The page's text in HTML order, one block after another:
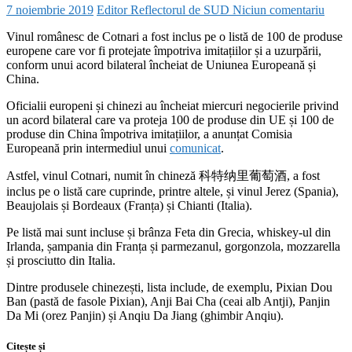
7 noiembrie 2019 Editor Reflectorul de SUD Niciun comentariu
Vinul românesc de Cotnari a fost inclus pe o listă de 100 de produse
europene care vor fi protejate împotriva imitațiilor și a uzurpării,
conform unui acord bilateral încheiat de Uniunea Europeană și
China.
Oficialii europeni și chinezi au încheiat miercuri negocierile privind
un acord bilateral care va proteja 100 de produse din UE și 100 de
produse din China împotriva imitațiilor, a anunțat Comisia
Europeană prin intermediul unui comunicat.
Astfel, vinul Cotnari, numit în chineză 科特纳里葡萄酒, a fost
inclus pe o listă care cuprinde, printre altele, și vinul Jerez (Spania),
Beaujolais și Bordeaux (Franța) și Chianti (Italia).
Pe listă mai sunt incluse și brânza Feta din Grecia, whiskey-ul din
Irlanda, șampania din Franța și parmezanul, gorgonzola, mozzarella
și prosciutto din Italia.
Dintre produsele chinezești, lista include, de exemplu, Pixian Dou
Ban (pastă de fasole Pixian), Anji Bai Cha (ceai alb Antji), Panjin
Da Mi (orez Panjin) și Anqiu Da Jiang (ghimbir Anqiu).
Citește și